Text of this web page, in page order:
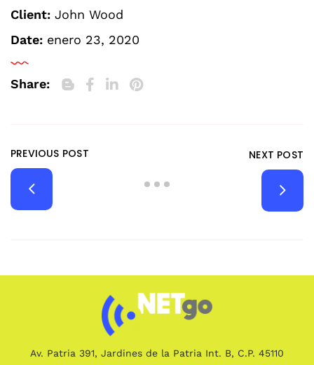
Client: John Wood
Date: enero 23, 2020
Share:
PREVIOUS POST NEXT POST
Av. Patria 391, Jardines de la Patria Int. B, C.P. 45110